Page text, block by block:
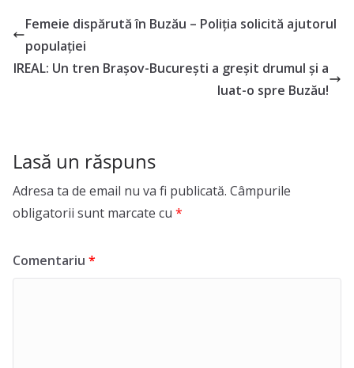
Femeie dispărută în Buzău – Poliția solicită ajutorul
populației
IREAL: Un tren Brașov-București a greșit drumul și a
luat-o spre Buzău!
Lasă un răspuns
Adresa ta de email nu va fi publicată. Câmpurile
obligatorii sunt marcate cu *
Comentariu *